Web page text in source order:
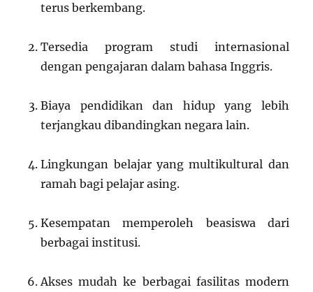
terus berkembang.
Tersedia program studi internasional
dengan pengajaran dalam bahasa Inggris.
Biaya pendidikan dan hidup yang lebih
terjangkau dibandingkan negara lain.
Lingkungan belajar yang multikultural dan
ramah bagi pelajar asing.
Kesempatan memperoleh beasiswa dari
berbagai institusi.
Akses mudah ke berbagai fasilitas modern